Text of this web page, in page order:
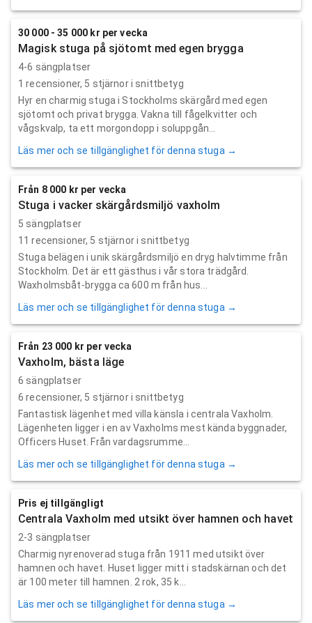
30 000 - 35 000 kr per vecka
Magisk stuga på sjötomt med egen brygga
4-6 sängplatser
1 recensioner, 5 stjärnor i snittbetyg
Hyr en charmig stuga i Stockholms skärgård med egen
sjötomt och privat brygga. Vakna till fågelkvitter och
vågskvalp, ta ett morgondopp i soluppgån...
Läs mer och se tillgänglighet för denna stuga →
Från 8 000 kr per vecka
Stuga i vacker skärgårdsmiljö vaxholm
5 sängplatser
11 recensioner, 5 stjärnor i snittbetyg
Stuga belägen i unik skärgårdsmiljö en dryg halvtimme från
Stockholm. Det är ett gästhus i vår stora trädgård.
Waxholmsbåt-brygga ca 600 m från hus...
Läs mer och se tillgänglighet för denna stuga →
Från 23 000 kr per vecka
Vaxholm, bästa läge
6 sängplatser
6 recensioner, 5 stjärnor i snittbetyg
Fantastisk lägenhet med villa känsla i centrala Vaxholm.
Lägenheten ligger i en av Vaxholms mest kända byggnader,
Officers Huset. Från vardagsrumme...
Läs mer och se tillgänglighet för denna stuga →
Pris ej tillgängligt
Centrala Vaxholm med utsikt över hamnen och havet
2-3 sängplatser
Charmig nyrenoverad stuga från 1911 med utsikt över
hamnen och havet. Huset ligger mitt i stadskärnan och det
är 100 meter till hamnen. 2 rok, 35 k...
Läs mer och se tillgänglighet för denna stuga →